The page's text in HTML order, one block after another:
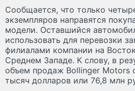
Сообщается, что только
экземпляров направятся
модели. Оставшийся
использовать для перевозки
филиалами компании на
Среднем Западе. К слову, в
объем продаж Bollinger Motors
тысяч долларов или 76,8 млн